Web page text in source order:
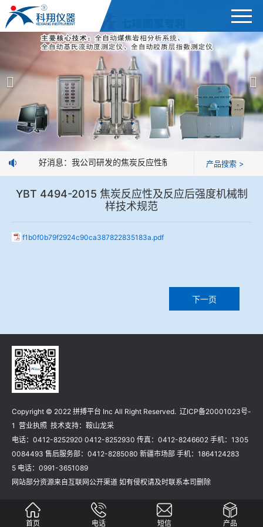
首页
产品展示 ＞
焦炭高温性能检测系统
焦化行业检测及优化配煤设备
球团矿/烧结矿/块矿高温冶金性能检测系统
工业分析、测硫仪等
公司简介
新闻中心
企业业绩
技术交流
视频观赏
标准下载
好消息：我公司研发的焦炭反应性制样系统，全部制样过程
产品搜索 >
YBT 4494-2015 焦炭反应性及反应后强度机械制
样技术规范
f1b0f0b79f2924c90ca387822835183a.pdf
下一页
Copyright © 2022 拼搏平台 Inc All Right Reserved. 辽ICP备20001023号-
1 营业执照 技术支持： 鞍山龙采
电话：0412-8252920 0412-8252930 传真：0412-8246602 手机：1305
0084493 售后服务部：0412-8285080 新疆市场部 手机：1864124283
5 电话：0991-3651089
网站部分资源来自互联网公开渠道 如有侵权请及时联系本司删除
首页 电话 短信 产品